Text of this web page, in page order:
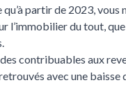
partir de 2023, vous
l’immobilier du tout,
contribuables aux
avec une baisse